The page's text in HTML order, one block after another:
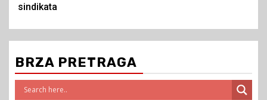
sindikata
BRZA PRETRAGA